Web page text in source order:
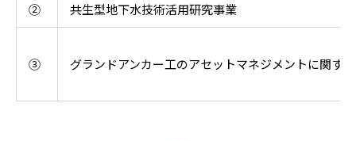
② 共生型地下水技術活用研究事業
③ グランドアンカー工のアセットマネジメントに関す